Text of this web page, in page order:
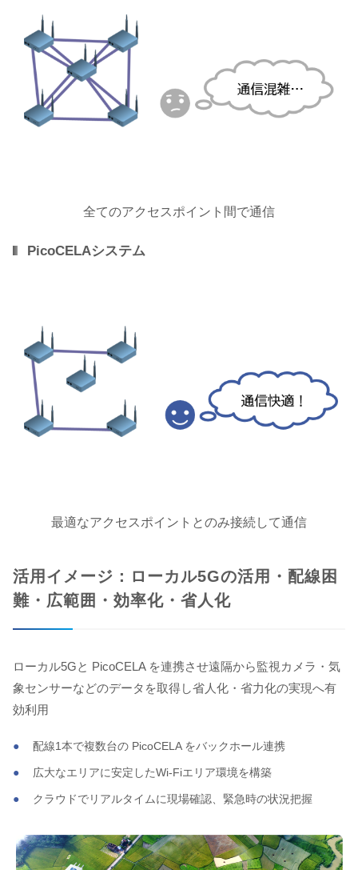
全てのアクセスポイント間で通信
PicoCELAシステム
最適なアクセスポイントとのみ接続して通信
活用イメージ：ローカル5Gの活用・配線困
難・広範囲・効率化・省人化
ローカル5Gと PicoCELA を連携させ遠隔から監視カメラ・気
象センサーなどのデータを取得し省人化・省力化の実現へ有
効利用
配線1本で複数台の PicoCELA をバックホール連携
広大なエリアに安定したWi-Fiエリア環境を構築
クラウドでリアルタイムに現場確認、緊急時の状況把握